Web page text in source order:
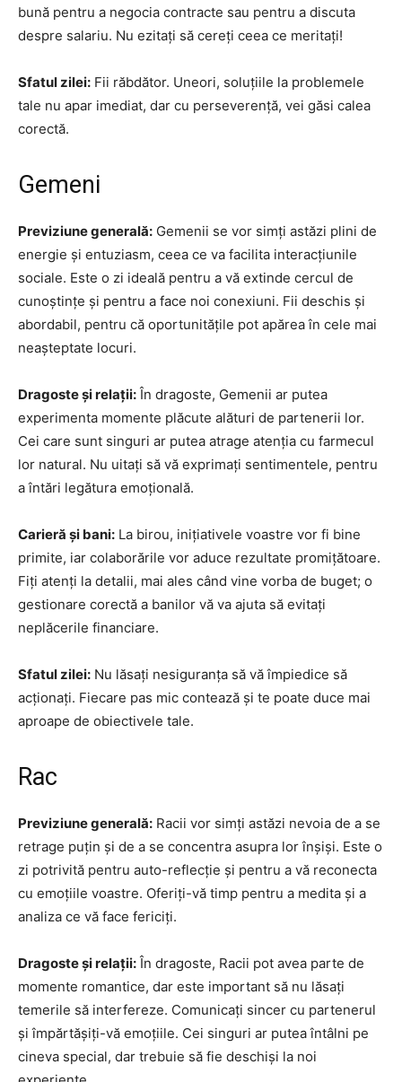
bună pentru a negocia contracte sau pentru a discuta
despre salariu. Nu ezitați să cereți ceea ce meritați!
Sfatul zilei: Fii răbdător. Uneori, soluțiile la problemele
tale nu apar imediat, dar cu perseverență, vei găsi calea
corectă.
Gemeni
Previziune generală: Gemenii se vor simți astăzi plini de
energie și entuziasm, ceea ce va facilita interacțiunile
sociale. Este o zi ideală pentru a vă extinde cercul de
cunoștințe și pentru a face noi conexiuni. Fii deschis și
abordabil, pentru că oportunitățile pot apărea în cele mai
neașteptate locuri.
Dragoste și relații: În dragoste, Gemenii ar putea
experimenta momente plăcute alături de partenerii lor.
Cei care sunt singuri ar putea atrage atenția cu farmecul
lor natural. Nu uitați să vă exprimați sentimentele, pentru
a întări legătura emoțională.
Carieră și bani: La birou, inițiativele voastre vor fi bine
primite, iar colaborările vor aduce rezultate promițătoare.
Fiți atenți la detalii, mai ales când vine vorba de buget; o
gestionare corectă a banilor vă va ajuta să evitați
neplăcerile financiare.
Sfatul zilei: Nu lăsați nesiguranța să vă împiedice să
acționați. Fiecare pas mic contează și te poate duce mai
aproape de obiectivele tale.
Rac
Previziune generală: Racii vor simți astăzi nevoia de a se
retrage puțin și de a se concentra asupra lor înșiși. Este o
zi potrivită pentru auto-reflecție și pentru a vă reconecta
cu emoțiile voastre. Oferiți-vă timp pentru a medita și a
analiza ce vă face fericiți.
Dragoste și relații: În dragoste, Racii pot avea parte de
momente romantice, dar este important să nu lăsați
temerile să interfereze. Comunicați sincer cu partenerul
și împărtășiți-vă emoțiile. Cei singuri ar putea întâlni pe
cineva special, dar trebuie să fie deschiși la noi